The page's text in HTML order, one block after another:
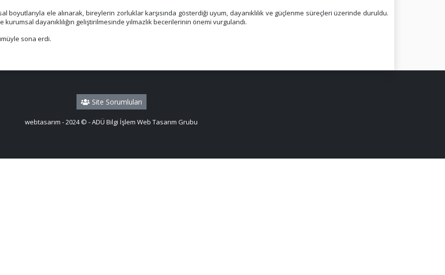
boyutlarıyla ele alınarak, bireylerin zorluklar karşısında gösterdiği uyum, dayanıklılık ve güçlenme süreçleri üzerinde duruldu.
kurumsal dayanıklılığın geliştirilmesinde yılmazlık becerilerinin önemi vurgulandı.
sona erdi.
Site Sorumluları
webtasarım - 2024 © - ADÜ Bilgi İşlem Web Tasarım Grubu